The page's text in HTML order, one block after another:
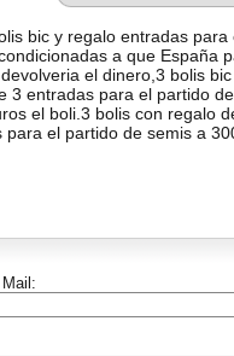
bic y regalo entradas para
a que España
el dinero,3 bolis
3 entradas para el partido
el boli.3 bolis con regalo
para el partido de semis a